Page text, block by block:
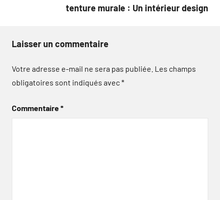
tenture murale : Un intérieur design
Laisser un commentaire
Votre adresse e-mail ne sera pas publiée. Les champs
obligatoires sont indiqués avec*
Commentaire*